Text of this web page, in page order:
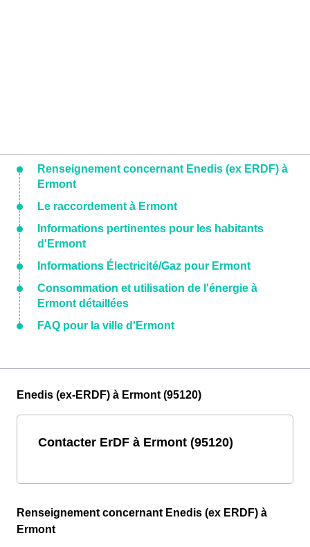
Renseignement concernant Enedis (ex ERDF) à
Ermont
Le raccordement à Ermont
Informations pertinentes pour les habitants
d'Ermont
Informations Électricité/Gaz pour Ermont
Consommation et utilisation de l'énergie à
Ermont détaillées
FAQ pour la ville d'Ermont
Enedis (ex-ERDF) à Ermont (95120)
Contacter ErDF à Ermont (95120)
Renseignement concernant Enedis (ex ERDF) à
Ermont